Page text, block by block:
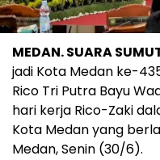
MEDAN. SUARA
jadi Kota Medan ke-
Rico Tri Putra Bayu
hari kerja Rico-Zaki
Kota Medan yang
Medan, Senin (30/6).